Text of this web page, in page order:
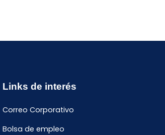
Links de interés
Correo Corporativo
Bolsa de empleo